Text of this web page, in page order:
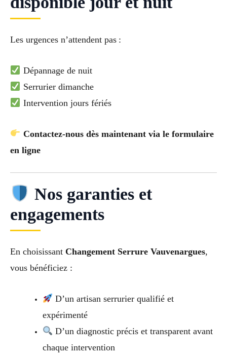
Les urgences n’attendent pas :
Dépannage de nuit
Serrurier dimanche
Intervention jours fériés
Contactez-nous dès maintenant via le formulaire
en ligne
Nos garanties et
engagements
En choisissant Changement Serrure Vauvenargues,
vous bénéficiez :
D’un artisan serrurier qualifié et
expérimenté
D’un diagnostic précis et transparent avant
chaque intervention